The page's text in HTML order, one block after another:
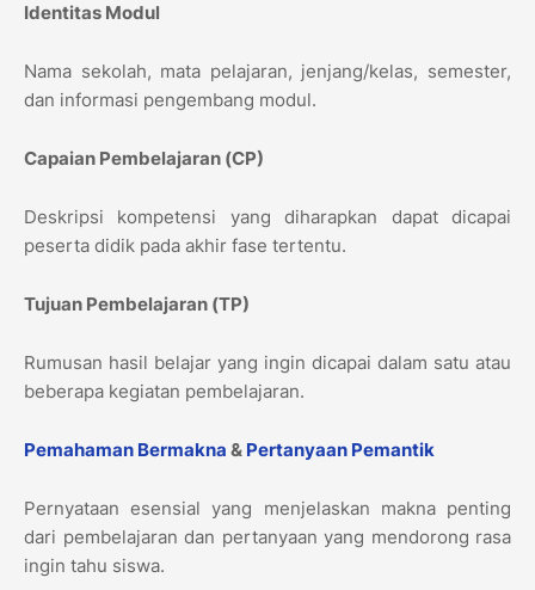
Identitas Modul
Nama sekolah, mata pelajaran, jenjang/kelas, semester,
dan informasi pengembang modul.
Capaian Pembelajaran (CP)
Deskripsi kompetensi yang diharapkan dapat dicapai
peserta didik pada akhir fase tertentu.
Tujuan Pembelajaran (TP)
Rumusan hasil belajar yang ingin dicapai dalam satu atau
beberapa kegiatan pembelajaran.
Pemahaman Bermakna & Pertanyaan Pemantik
Pernyataan esensial yang menjelaskan makna penting
dari pembelajaran dan pertanyaan yang mendorong rasa
ingin tahu siswa.